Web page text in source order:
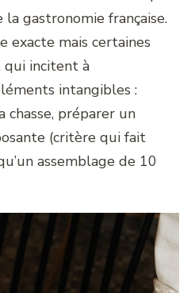
gastronomie française.
exacte mais certaines
incitent à
intangibles :
chasse, préparer un
(critère qui fait
assemblage de 10